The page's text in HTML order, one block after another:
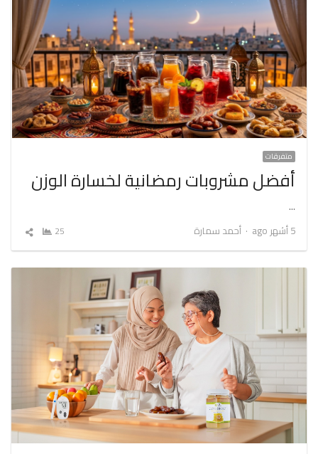
متفرقات
أفضل مشروبات رمضانية لخسارة الوزن
…
5 أشهر ago
Author
أحمد سمارة 25
شارك